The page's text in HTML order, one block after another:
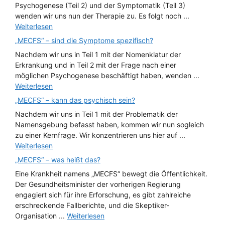
Psychogenese (Teil 2) und der Symptomatik (Teil 3)
wenden wir uns nun der Therapie zu. Es folgt noch ...
Weiterlesen
„MECFS“ – sind die Symptome spezifisch?
Nachdem wir uns in Teil 1 mit der Nomenklatur der
Erkrankung und in Teil 2 mit der Frage nach einer
möglichen Psychogenese beschäftigt haben, wenden ...
Weiterlesen
„MECFS“ – kann das psychisch sein?
Nachdem wir uns in Teil 1 mit der Problematik der
Namensgebung befasst haben, kommen wir nun sogleich
zu einer Kernfrage. Wir konzentrieren uns hier auf ...
Weiterlesen
„MECFS“ – was heißt das?
Eine Krankheit namens „MECFS“ bewegt die Öffentlichkeit.
Der Gesundheitsminister der vorherigen Regierung
engagiert sich für ihre Erforschung, es gibt zahlreiche
erschreckende Fallberichte, und die Skeptiker-
Organisation ... Weiterlesen